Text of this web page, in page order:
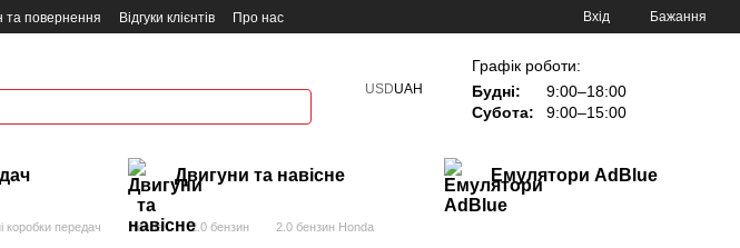
та повернення Відгуки клієнтів Про нас Вхід Бажання
USDUAH
Графік роботи:
Будні:
9:00–18:00
Субота:
9:00–15:00
Двигуни та навісне Емулятори AdBlue
коробки передач Honda 2.0 бензин 2.0 бензин Honda